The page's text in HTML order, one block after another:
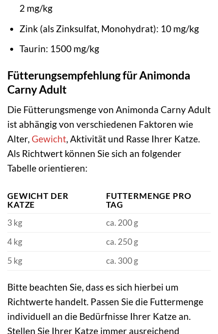
2 mg/kg
Zink (als Zinksulfat, Monohydrat): 10 mg/kg
Taurin: 1500 mg/kg
Fütterungsempfehlung für Animonda
Carny Adult
Die Fütterungsmenge von Animonda Carny Adult
ist abhängig von verschiedenen Faktoren wie
Alter, Gewicht, Aktivität und Rasse Ihrer Katze.
Als Richtwert können Sie sich an folgender
Tabelle orientieren:
GEWICHT DER
KATZE
FUTTERMENGE PRO
TAG
3 kg
ca. 200 g
4 kg
ca. 250 g
5 kg
ca. 300 g
Bitte beachten Sie, dass es sich hierbei um
Richtwerte handelt. Passen Sie die Futtermenge
individuell an die Bedürfnisse Ihrer Katze an.
Stellen Sie Ihrer Katze immer ausreichend